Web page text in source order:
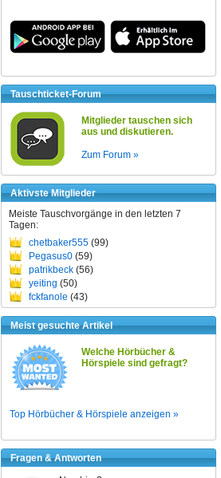
Tauschticket-Forum
Mitglieder tauschen sich
aus und diskutieren.
Zum Forum »
Aktivste Mitglieder
Meiste Tauschvorgänge in den letzten 7
Tagen:
chetbaker555 (99)
Pegasus0 (59)
patrikbeck (56)
yeiting (50)
fckfanole (43)
Meist gesuchte Artikel
Welche Hörbücher &
Hörspiele sind gefragt?
Top Hörbücher & Hörspiele anzeigen »
Fragen & Antworten